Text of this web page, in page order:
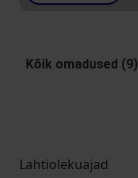
Kõik omadused (9)
Lahtiolekuajad